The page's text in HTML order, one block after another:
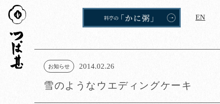
EN
つば
甚
お知らせ 2014.02.26
雪のようなウエディングケーキ